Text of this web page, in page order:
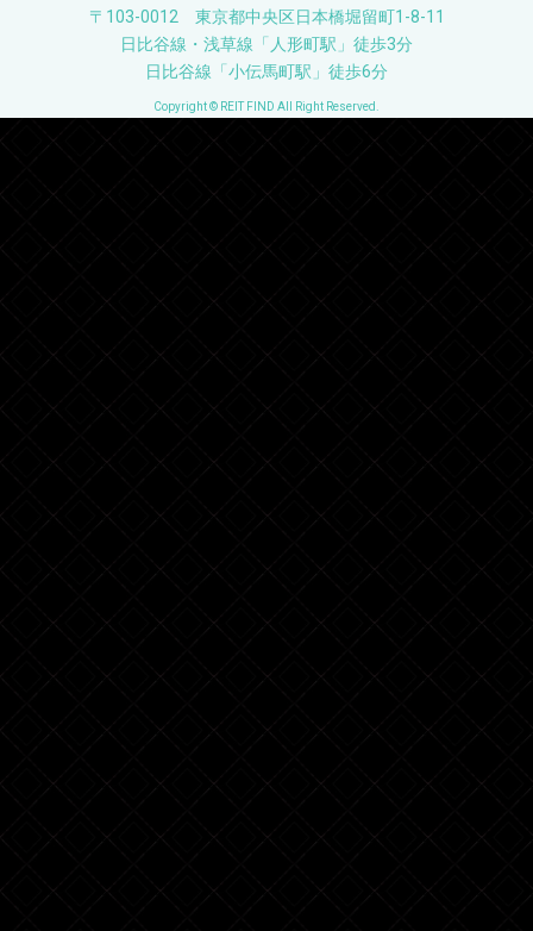
〒103-0012 東京都中央区日本橋堀留町1-8-11
日比谷線・浅草線「人形町駅」徒歩3分
日比谷線「小伝馬町駅」徒歩6分
Copyright © REIT FIND All Right Reserved.